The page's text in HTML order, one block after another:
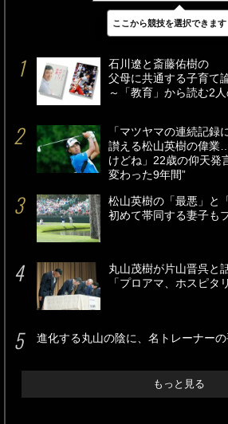
最新 24時間
石川遼と斎藤佑樹の
父母に共通する子育て論
～「教育」から読む2人
「マツヤマの連続記録
讃える松山英樹の偉業
けどね」22歳の仰天発
変わった9年間”
松山英樹の「最悪」と
初めて帯同する妻子も
丸山茂樹が片山晋呉と
「プロアマ、ホスピタ
進化する丸山の陰に、名トレーナーの
もっと見る
ここから競技を選択できます